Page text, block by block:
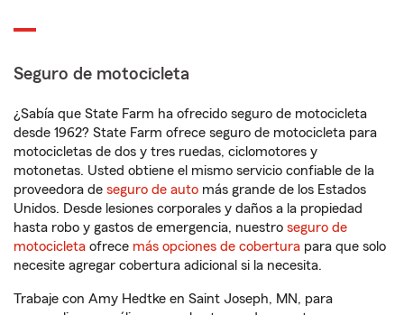
Seguro de motocicleta
¿Sabía que State Farm ha ofrecido seguro de motocicleta
desde 1962? State Farm ofrece seguro de motocicleta para
motocicletas de dos y tres ruedas, ciclomotores y
motonetas. Usted obtiene el mismo servicio confiable de la
proveedora de seguro de auto más grande de los Estados
Unidos. Desde lesiones corporales y daños a la propiedad
hasta robo y gastos de emergencia, nuestro seguro de
motocicleta ofrece más opciones de cobertura para que solo
necesite agregar cobertura adicional si la necesita.
Trabaje con Amy Hedtke en Saint Joseph, MN, para